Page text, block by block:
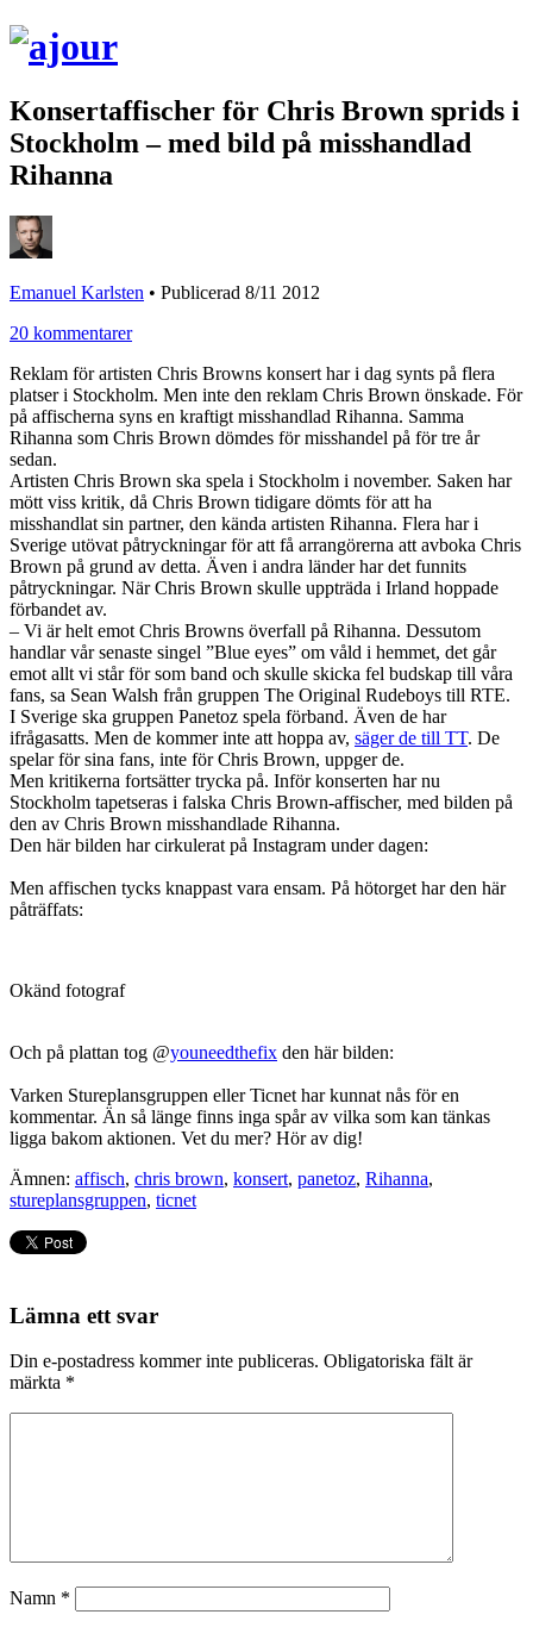
Konsertaffischer för Chris Brown sprids i
Stockholm – med bild på misshandlad
Rihanna
Emanuel Karlsten • Publicerad 8/11 2012
20 kommentarer
Reklam för artisten Chris Browns konsert har i dag synts på flera
platser i Stockholm. Men inte den reklam Chris Brown önskade. För
på affischerna syns en kraftigt misshandlad Rihanna. Samma
Rihanna som Chris Brown dömdes för misshandel på för tre år
sedan.
Artisten Chris Brown ska spela i Stockholm i november. Saken har
mött viss kritik, då Chris Brown tidigare dömts för att ha
misshandlat sin partner, den kända artisten Rihanna. Flera har i
Sverige utövat påtryckningar för att få arrangörerna att avboka Chris
Brown på grund av detta. Även i andra länder har det funnits
påtryckningar. När Chris Brown skulle uppträda i Irland hoppade
förbandet av.
– Vi är helt emot Chris Browns överfall på Rihanna. Dessutom
handlar vår senaste singel ”Blue eyes” om våld i hemmet, det går
emot allt vi står för som band och skulle skicka fel budskap till våra
fans, sa Sean Walsh från gruppen The Original Rudeboys till RTE.
I Sverige ska gruppen Panetoz spela förband. Även de har
ifrågasatts. Men de kommer inte att hoppa av, säger de till TT. De
spelar för sina fans, inte för Chris Brown, uppger de.
Men kritikerna fortsätter trycka på. Inför konserten har nu
Stockholm tapetseras i falska Chris Brown-affischer, med bilden på
den av Chris Brown misshandlade Rihanna.
Den här bilden har cirkulerat på Instagram under dagen:
Men affischen tycks knappast vara ensam. På hötorget har den här
påträffats:
Okänd fotograf
Och på plattan tog @youneedthefix den här bilden:
Varken Stureplansgruppen eller Ticnet har kunnat nås för en
kommentar. Än så länge finns inga spår av vilka som kan tänkas
ligga bakom aktionen. Vet du mer? Hör av dig!
Ämnen: affisch, chris brown, konsert, panetoz, Rihanna,
stureplansgruppen, ticnet
Lämna ett svar
Din e-postadress kommer inte publiceras. Obligatoriska fält är
märkta *
Namn *